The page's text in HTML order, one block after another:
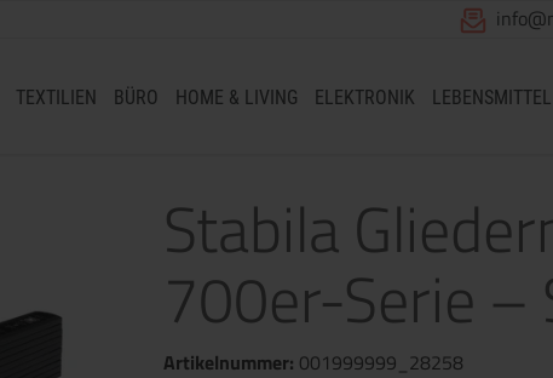
TEXTILIEN BÜRO HOME & LIVING ELEKTRONIK LEBENSMITTEL
Stabila
700er-Serie –
Artikelnummer: 001999999_28258